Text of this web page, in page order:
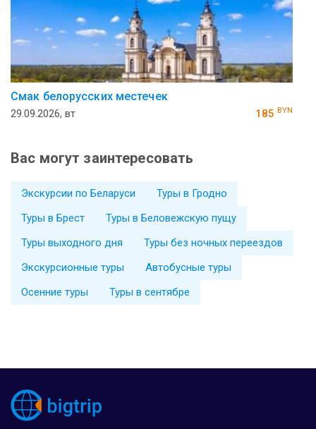
Смак белорусских местечек
29.09.2026, вт 185 BYN
Вас могут заинтересовать
Экскурсии по Беларуси
Туры в Гродно
Туры в Брест
Туры в Беловежскую пущу
Туры выходного дня
Туры без ночных переездов
Экскурсионные туры
Автобусные туры
Осенние туры
Туры в сентябре